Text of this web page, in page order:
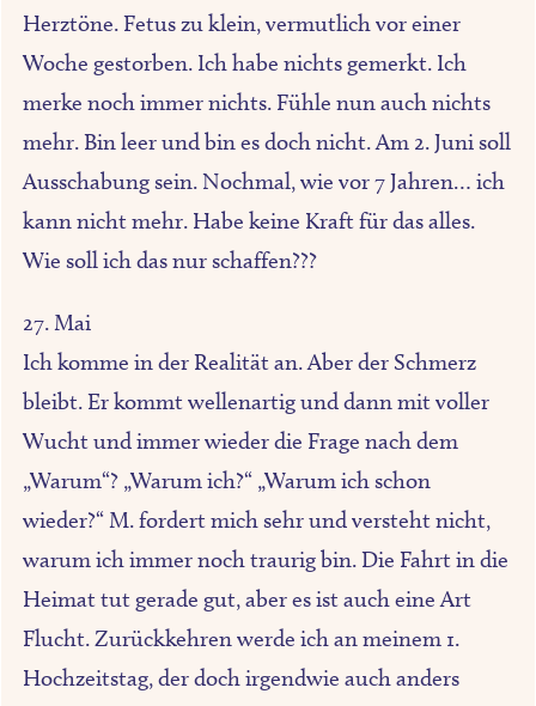
Herztöne. Fetus zu klein, vermutlich vor einer
Woche gestorben. Ich habe nichts gemerkt. Ich
merke noch immer nichts. Fühle nun auch nichts
mehr. Bin leer und bin es doch nicht. Am 2. Juni soll
Ausschabung sein. Nochmal, wie vor 7 Jahren… ich
kann nicht mehr. Habe keine Kraft für das alles.
Wie soll ich das nur schaffen???
27. Mai
Ich komme in der Realität an. Aber der Schmerz
bleibt. Er kommt wellenartig und dann mit voller
Wucht und immer wieder die Frage nach dem
„Warum“? „Warum ich?“ „Warum ich schon
wieder?“ M. fordert mich sehr und versteht nicht,
warum ich immer noch traurig bin. Die Fahrt in die
Heimat tut gerade gut, aber es ist auch eine Art
Flucht. Zurückkehren werde ich an meinem 1.
Hochzeitstag, der doch irgendwie auch anders